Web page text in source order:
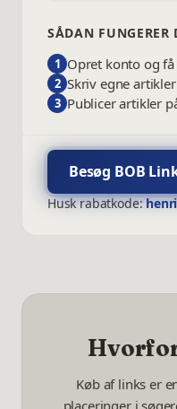
SÅDAN FUNGERER
1 Opret konto og
2 Skriv egne
3 Publicer artikler
Besøg BOB
Husk rabatkode:
Køb af links er
placeringer i